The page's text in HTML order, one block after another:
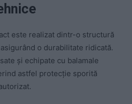
este realizat dintr-o structură
o durabilitate ridicată.
și echipate cu balamale
astfel protecție sporită